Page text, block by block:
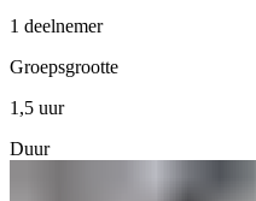
1 deelnemer
Groepsgrootte
1,5 uur
Duur